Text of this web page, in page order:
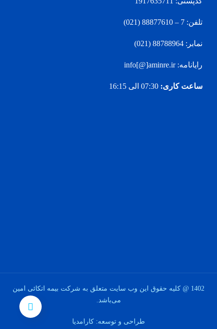
تلفن: 7 – 88877610 (021)
نمابر: 88788964 (021)
رایانامه: info[@]aminre.ir
ساعت کاری: 07:30 الی 16:15
1402 @ کلیه حقوق این وب سایت متعلق به شرکت بیمه اتکائی امین
می‌باشد.
طراحی و توسعه: کارامدیا